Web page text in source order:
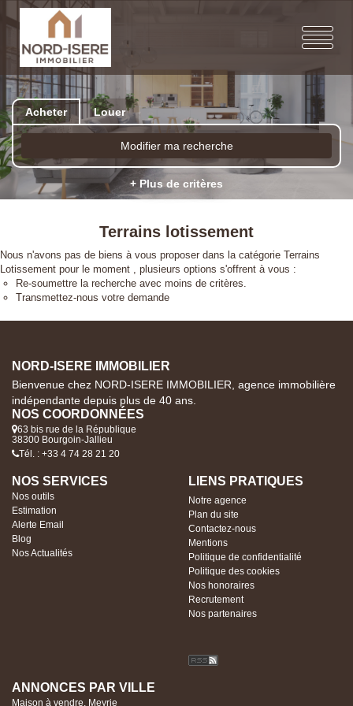
Acheter Louer
Modifier ma recherche
+ Plus de critères
Terrains lotissement
Nous n'avons pas de biens à vous proposer dans la catégorie Terrains
Lotissement pour le moment , plusieurs options s'offrent à vous :
Re-soumettre la recherche avec moins de critères.
Transmettez-nous votre demande
NORD-ISERE IMMOBILIER
Bienvenue chez NORD-ISERE IMMOBILIER, agence immobilière
indépendante depuis plus de 40 ans.
NOS COORDONNÉES
63 bis rue de la République
38300 Bourgoin-Jallieu
Tél. : +33 4 74 28 21 20
NOS SERVICES
Nos outils
Estimation
Alerte Email
Blog
Nos Actualités
LIENS PRATIQUES
Notre agence
Plan du site
Contactez-nous
Mentions
Politique de confidentialité
Politique des cookies
Nos honoraires
Recrutement
Nos partenaires
ANNONCES PAR VILLE
Maison à vendre, Meyrie